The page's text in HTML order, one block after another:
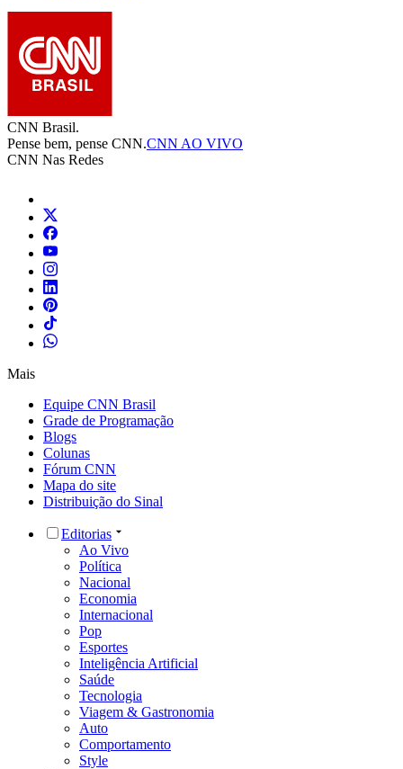
CNN Brasil.
Pense bem, pense CNN.CNN AO VIVO
CNN Nas Redes
Mais
Equipe CNN Brasil
Grade de Programação
Blogs
Colunas
Fórum CNN
Mapa do site
Distribuição do Sinal
Editorias
Ao Vivo
Política
Nacional
Economia
Internacional
Pop
Esportes
Inteligência Artificial
Saúde
Tecnologia
Viagem & Gastronomia
Auto
Comportamento
Style